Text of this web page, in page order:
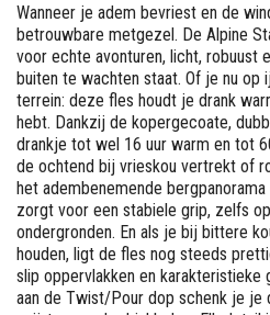
Wanneer je adem bevriest en de
betrouwbare metgezel. De Alpine
voor echte avonturen, licht, robuust
buiten te wachten staat. Of je nu op
terrein: deze fles houdt je drank
hebt. Dankzij de kopergecoate,
drankje tot wel 16 uur warm en tot
de ochtend bij vrieskou vertrekt of
het adembenemende
zorgt voor een stabiele grip, zelfs
ondergronden. En als je bij bittere
houden, ligt de fles nog steeds
slip oppervlakken en karakteristieke
aan de Twist/Pour dop schenk je je